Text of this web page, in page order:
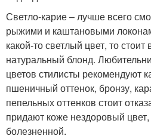
Светло-карие – лучше всего
рыжими и каштановыми
какой-то светлый цвет, то
натуральный блонд.
цветов стилисты рекомендуют
пшеничный оттенок, бронзу,
пепельных оттенков стоит
придают коже нездоровый цвет,
болезненной.